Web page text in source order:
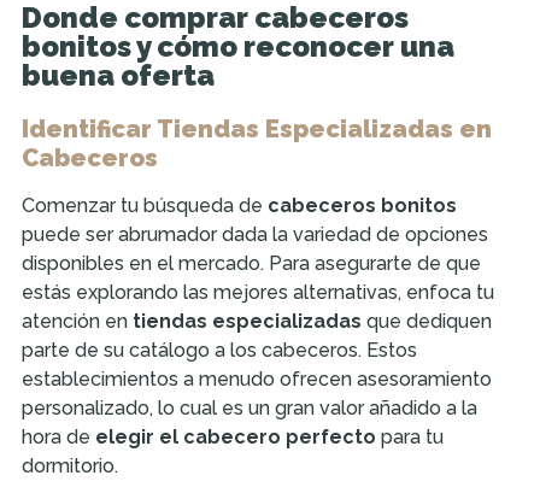
Donde comprar cabeceros
bonitos y cómo reconocer una
buena oferta
Identificar Tiendas Especializadas en
Cabeceros
Comenzar tu búsqueda de cabeceros bonitos
puede ser abrumador dada la variedad de opciones
disponibles en el mercado. Para asegurarte de que
estás explorando las mejores alternativas, enfoca tu
atención en tiendas especializadas que dediquen
parte de su catálogo a los cabeceros. Estos
establecimientos a menudo ofrecen asesoramiento
personalizado, lo cual es un gran valor añadido a la
hora de elegir el cabecero perfecto para tu
dormitorio.